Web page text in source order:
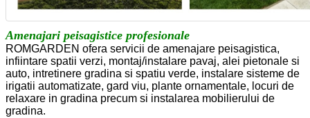
Amenajari peisagistice profesionale
ROMGARDEN ofera servicii de amenajare peisagistica,
infiintare spatii verzi, montaj/instalare pavaj, alei pietonale si
auto, intretinere gradina si spatiu verde, instalare sisteme de
irigatii automatizate, gard viu, plante ornamentale, locuri de
relaxare in gradina precum si instalarea mobilierului de
gradina.